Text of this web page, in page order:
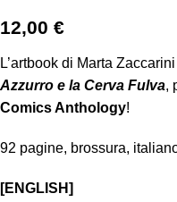
12,00 €
L’artbook di Marta
Azzurro e la Cerva Fulva,
Comics Anthology!
92 pagine, brossura,
[ENGLISH]